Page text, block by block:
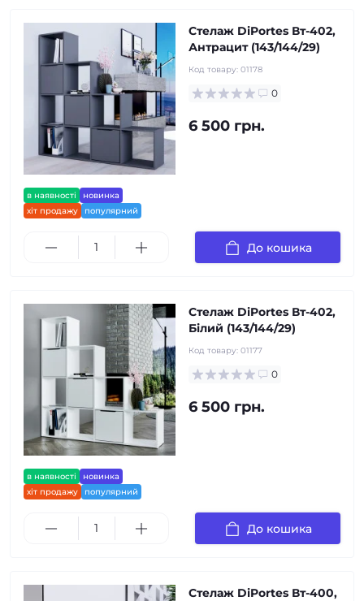
в наявності
новинка
хіт продажу
популярний
Стелаж DiPortes Вт-402,
Антрацит (143/144/29)
Код товару: 01178
0
6 500 грн.
До кошика
в наявності
новинка
хіт продажу
популярний
Стелаж DiPortes Вт-402,
Білий (143/144/29)
Код товару: 01177
0
6 500 грн.
До кошика
Стелаж DiPortes Вт-400,